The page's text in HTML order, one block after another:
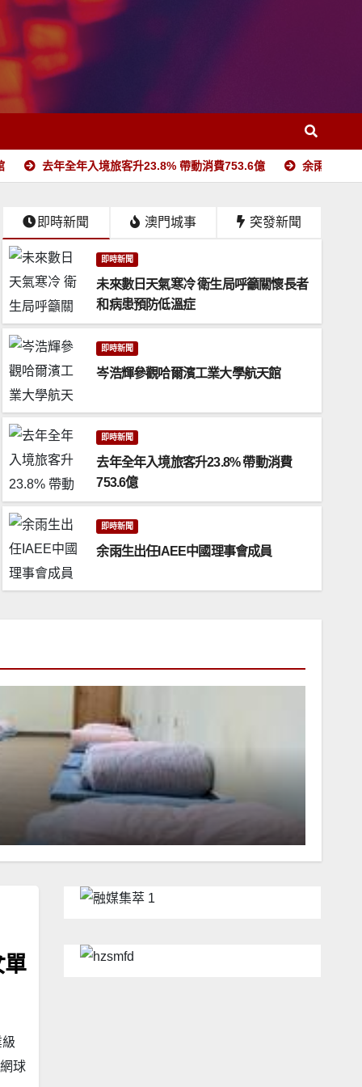
去年全年入境旅客升23.8% 帶動消費753.6億 余雨生出任
即時新聞
岑浩輝參觀哈爾濱工業大學航天
2025 年 2 月 7 日
即時新聞 澳門城事 突發新聞
即時新聞
未來數日天氣寒冷 衛生局呼籲關懷長者
和病患預防低溫症
即時新聞
岑浩輝參觀哈爾濱工業大學航天館
即時新聞
去年全年入境旅客升23.8% 帶動消費
753.6億
即時新聞
余雨生出任IAEE中國理事會成員
球